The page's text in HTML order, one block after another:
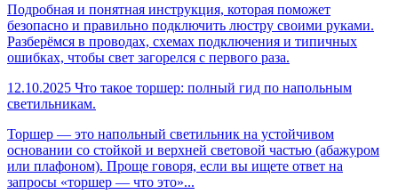
Подробная и понятная инструкция, которая поможет
безопасно и правильно подключить люстру своими руками.
Разберёмся в проводах, схемах подключения и типичных
ошибках, чтобы свет загорелся с первого раза.
12.10.2025 Что такое торшер: полный гид по напольным
светильникам.
Торшер — это напольный светильник на устойчивом
основании со стойкой и верхней световой частью (абажуром
или плафоном). Проще говоря, если вы ищете ответ на
запросы «торшер — что это»...